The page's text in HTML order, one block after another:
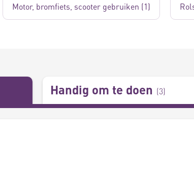
Motor, bromfiets, scooter gebruiken (1)
Handig om te doen (3)